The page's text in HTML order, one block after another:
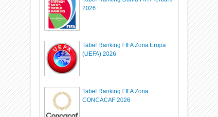
2026
Tabel Ranking FIFA Zona Eropa
(UEFA) 2026
Tabel Ranking FIFA Zona
CONCACAF 2026